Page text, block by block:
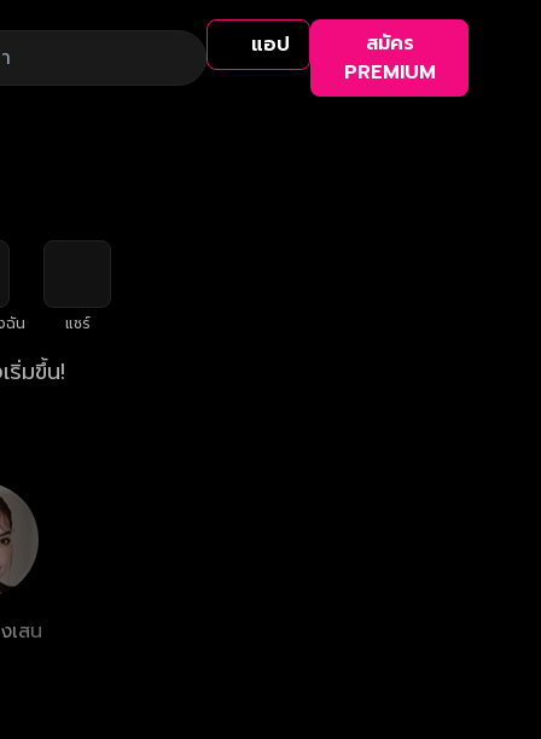
แอป
สมัคร
PREMIUM
ฉัน แชร์
มขึ้น!
เสน